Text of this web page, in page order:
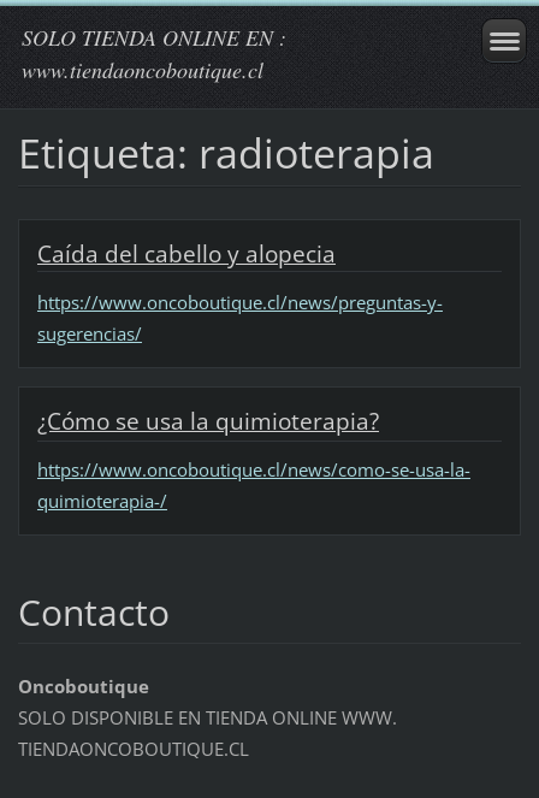
SOLO TIENDA ONLINE EN :
www.tiendaoncoboutique.cl
Etiqueta: radioterapia
Caída del cabello y alopecia
https://www.oncoboutique.cl/news/preguntas-y-
sugerencias/
¿Cómo se usa la quimioterapia?
https://www.oncoboutique.cl/news/como-se-usa-la-
quimioterapia-/
Contacto
Oncoboutique
SOLO DISPONIBLE EN TIENDA ONLINE WWW.
TIENDAONCOBOUTIQUE.CL